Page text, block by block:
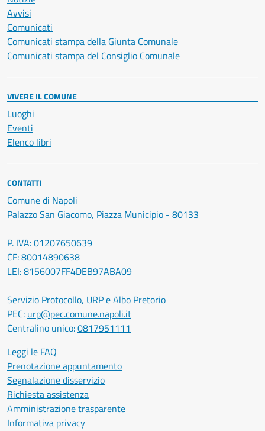
Avvisi
Comunicati
Comunicati stampa della Giunta Comunale
Comunicati stampa del Consiglio Comunale
VIVERE IL COMUNE
Luoghi
Eventi
Elenco libri
CONTATTI
Comune di Napoli
Palazzo San Giacomo, Piazza Municipio - 80133
P. IVA: 01207650639
CF: 80014890638
LEI: 8156007FF4DEB97ABA09
Servizio Protocollo, URP e Albo Pretorio
PEC: urp@pec.comune.napoli.it
Centralino unico:0817951111
Leggi le FAQ
Prenotazione appuntamento
Segnalazione disservizio
Richiesta assistenza
Amministrazione trasparente
Informativa privacy